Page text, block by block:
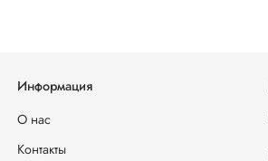
Информация
О нас
Контакты